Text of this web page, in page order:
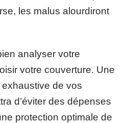
les malus alourdiront
analyser votre
votre couverture. Une
de vos
d’éviter des dépenses
protection optimale de